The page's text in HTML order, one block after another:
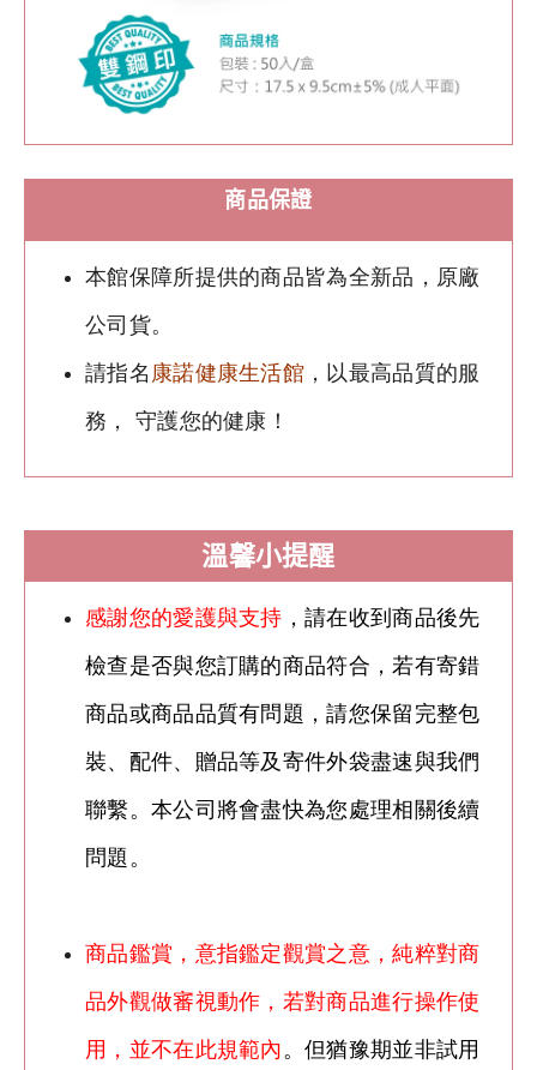
商品保證
本館保障所提供的商品皆為全新品，原廠
公司貨。
請指名 康諾健康生活館 ，以最高品質的服
務， 守護您的健康！
溫馨小提醒
感謝您的愛護與支持 ，請在收到商品後先
檢查是否與您訂購的商品符合，若有寄錯
商品或商品品質有問題，請您保留完整包
裝、配件、贈品等及寄件外袋盡速與我們
聯繫。本公司將會盡快為您處理相關後續
問題。
商品鑑賞，意指鑑定觀賞之意，純粹對商
品外觀做審視動作，若對商品進行操作使
用，並不在此規範內。但猶豫期並非試用